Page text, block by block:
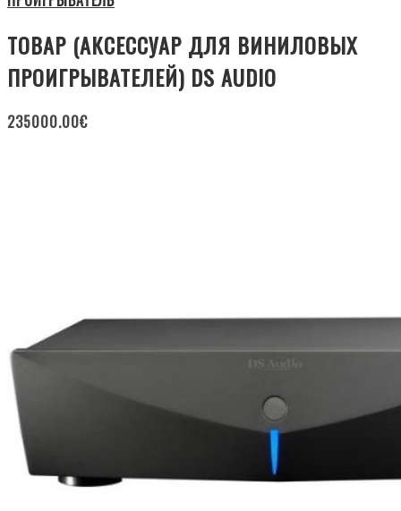
ТОВАР (АКСЕССУАР ДЛЯ ВИНИЛОВЫХ
ПРОИГРЫВАТЕЛЕЙ) DS AUDIO
235000.00€